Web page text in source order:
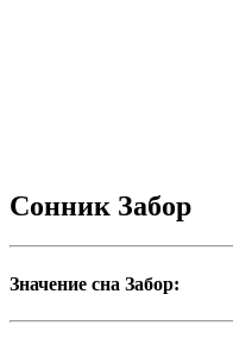
Сонник Забор
Значение сна Забор: